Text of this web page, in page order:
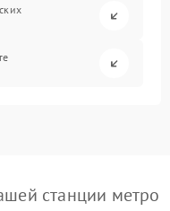
станции метро